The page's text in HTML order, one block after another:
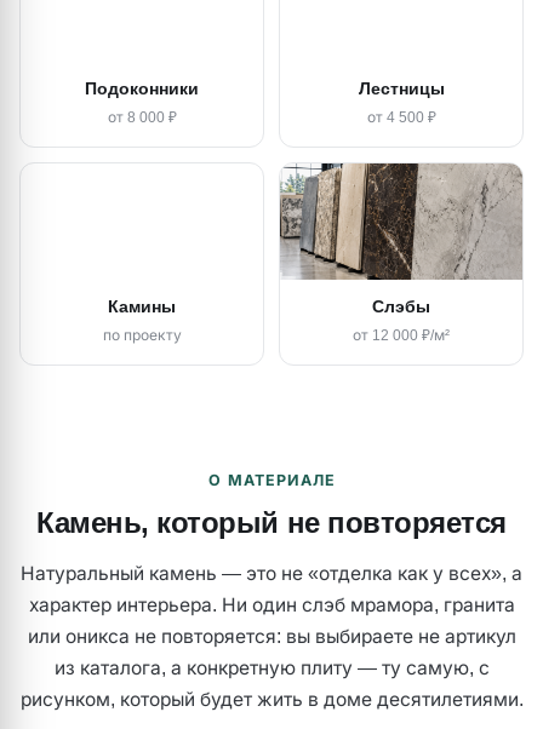
Подоконники
от 8 000 ₽
Лестницы
от 4 500 ₽
Камины
по проекту
Слэбы
от 12 000 ₽/м²
О МАТЕРИАЛЕ
Камень, который не повторяется
Натуральный камень — это не «отделка как у всех», а
характер интерьера. Ни один слэб мрамора, гранита
или оникса не повторяется: вы выбираете не артикул
из каталога, а конкретную плиту — ту самую, с
рисунком, который будет жить в доме десятилетиями.